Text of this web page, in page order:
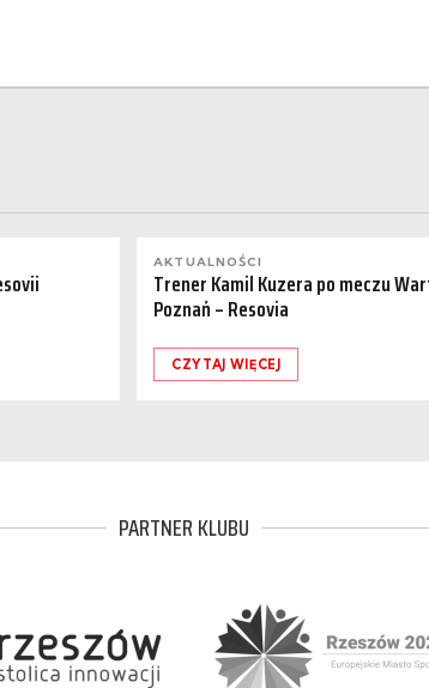
AKTUALNOŚCI
Trener Kamil Kuzera po meczu
Poznań – Resovia
CZYTAJ WIĘCEJ
PARTNER KLUBU